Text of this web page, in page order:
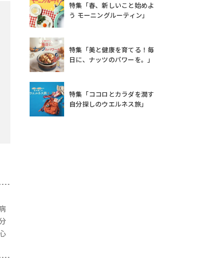
特集「春、新しいこと始めよ
う モーニングルーティン」
特集「美と健康を育てる！毎
日に、ナッツのパワーを。」
特集「ココロとカラダを潤す
自分探しのウエルネス旅」